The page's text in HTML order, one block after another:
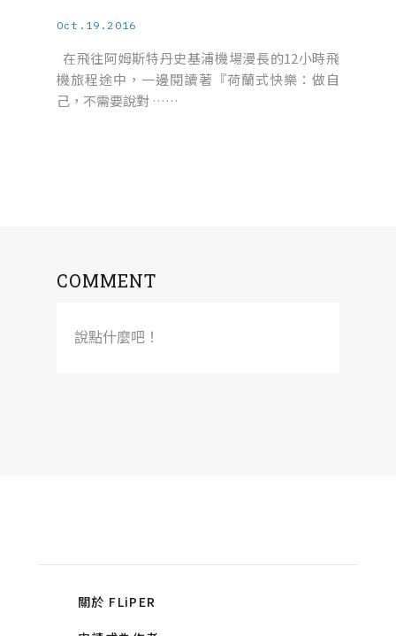
Oct.19.2016
在飛往阿姆斯特丹史基浦機場漫長的12小時飛
機旅程途中，一邊閱讀著『荷蘭式快樂：做自
己，不需要說對 ……
COMMENT
說點什麼吧！
關於 FLiPER